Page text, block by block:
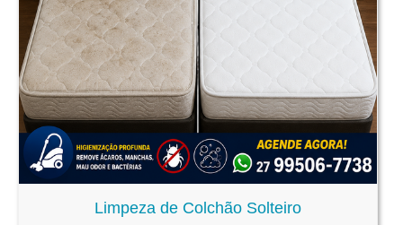
Limpeza de Colchão Solteiro